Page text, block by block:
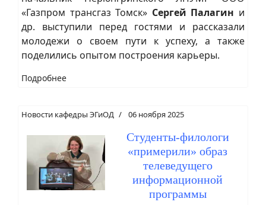
«Газпром трансгаз Томск» Сергей Палагин и
др. выступили перед гостями и рассказали
молодежи о своем пути к успеху, а также
поделились опытом построения карьеры.
Подробнее
Новости кафедры ЭГиОД 06 ноября 2025
Студенты-филологи
«примерили» образ
телеведущего
информационной
программы